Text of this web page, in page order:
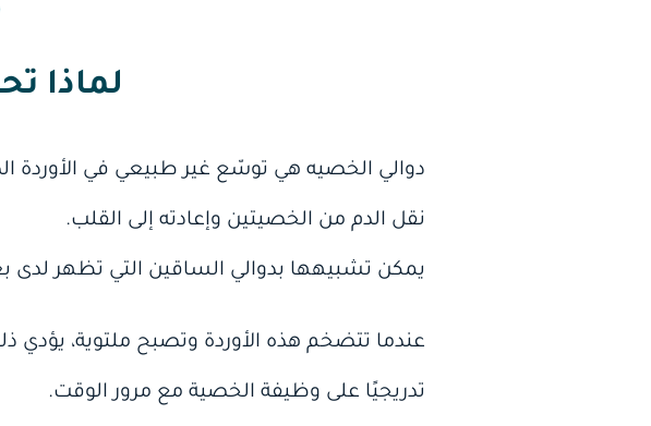
لماذا
دوالي الخصيه هي توسّع غير طبيعي في الأوردة
نقل الدم من الخصيتين وإعادته إلى القلب.
يمكن تشبيهها بدوالي الساقين التي تظهر
عندما تتضخم هذه الأوردة وتصبح ملتوية، يؤدي
تدريجيًا على وظيفة الخصية مع مرور الوقت.